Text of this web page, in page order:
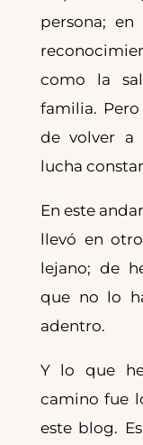
persona;
como la
familia.
de volver a
lucha
En este
llevó en
lejano; de
que no lo
adentro.
Y lo que
camino fue
este blog.